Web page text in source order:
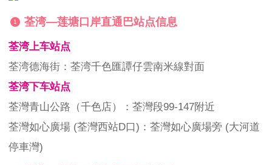
1 荃湾—莲塘口岸直通巴站点信息
荃湾上车站点
荃湾德海街：荃湾千色匯譚仔雲南米線對面
荃湾下车站点
荃灣青山公路（千色店）：荃灣段99-147附近
荃灣如心廣場 (荃灣西站D口)：荃灣如心廣場旁 (大河道
停車灣)